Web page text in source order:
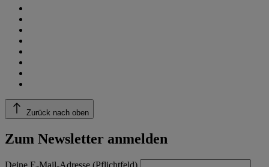
Zurück nach oben
Zum Newsletter anmelden
Deine E-Mail-Adresse (Pflichtfeld)